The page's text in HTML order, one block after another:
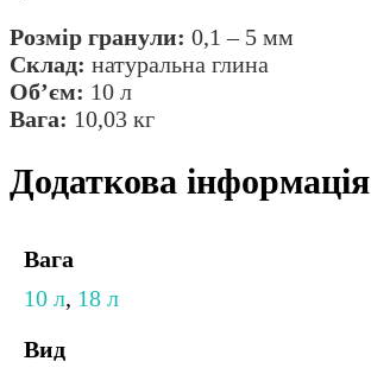
Розмір гранули: 0,1 – 5 мм
Склад: натуральна глина
Об’єм: 10 л
Вага: 10,03 кг
Додаткова інформація
Вага
10 л, 18 л
Вид